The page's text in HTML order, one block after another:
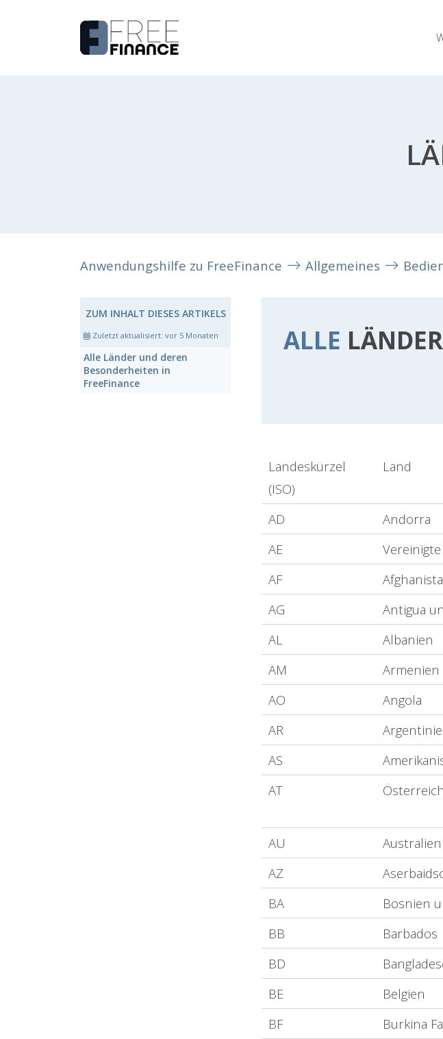
Anwendungshilfe zu FreeFinance Allgemeines
ZUM INHALT DIESES ARTIKELS
Zuletzt aktualisiert: vor 5 Monaten
Alle Länder und deren
Besonderheiten in
FreeFinance
ALLE LÄNDER
Landeskürzel
(ISO)
Land
AD
Andorra
AE
AF
AG
Antigua
AL
Albanien
AM
Armenien
AO
Angola
AR
AS
AT
Österreich
AU
Australien
AZ
BA
Bosnien
BB
Barbados
BD
BE
Belgien
BF
Burkina